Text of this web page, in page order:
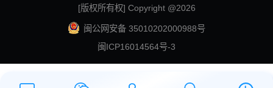
[版权所有权] Copyright @2026
闽公网安备 35010202000988号
闽ICP16014564号-3